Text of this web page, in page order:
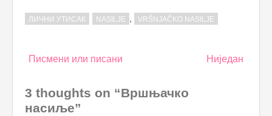
ЛИЧНИ УТИСАК NASILJE , VRŠNJAČKO NASILJE
Post
Писмени или писани Ниједан
3 thoughts on “Вршњачко
насиље”